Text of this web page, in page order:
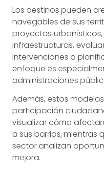
Los destinos pueden
navegables de sus
proyectos
infraestructuras,
intervenciones o
enfoque es
administraciones
Además, estos
participación
visualizar cómo
a sus barrios, mientras
sector analizan
mejora.